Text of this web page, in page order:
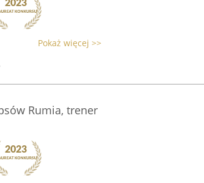
Pokaż więcej >>
Rumia, trener